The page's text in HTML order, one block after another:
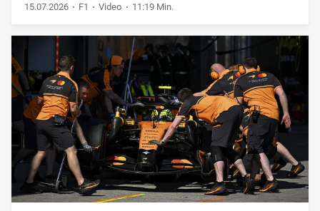
15.07.2026 F1 Video 11:19 Min.